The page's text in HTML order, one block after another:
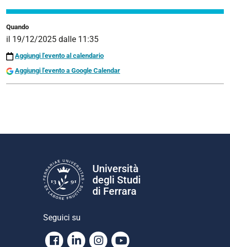
lee-
peragine
Premio
INU
Letteratura
12-
19T23:59:59+01:00
Quando
il 19/12/2025 dalle 11:35
Aggiungi l'evento al calendario
Aggiungi l'evento a Google Calendar
Università
degli Studi
di Ferrara
Seguici su
Facebook
LinkedinInstagram
Youtube